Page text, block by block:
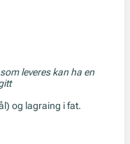
leveres kan ha en
og lagraing i fat.